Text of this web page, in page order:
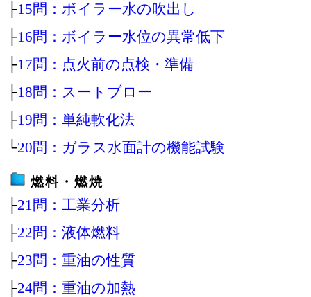
├15問：ボイラー水の吹出し
├16問：ボイラー水位の異常低下
├17問：点火前の点検・準備
├18問：スートブロー
├19問：単純軟化法
└20問：ガラス水面計の機能試験
燃料・燃焼
├21問：工業分析
├22問：液体燃料
├23問：重油の性質
├24問：重油の加熱